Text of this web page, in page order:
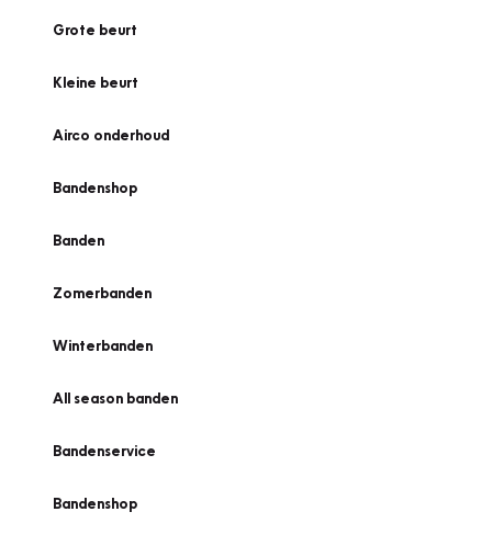
Grote beurt
Kleine beurt
Airco onderhoud
Bandenshop
Banden
Zomerbanden
Winterbanden
All season banden
Bandenservice
Bandenshop